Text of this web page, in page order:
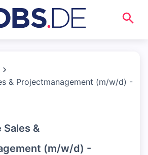
& Projectmanagement (m/w/d) -
Sales &
(m/w/d) -